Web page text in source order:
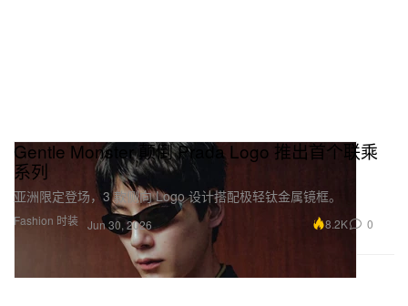
Fashion 时装
Gentle Monster 颠倒 Prada Logo 推出首个联乘
系列
亚洲限定登场，3 款侧向 Logo 设计搭配极轻钛金属镜框。
Jun 30, 2026 8.2K 0